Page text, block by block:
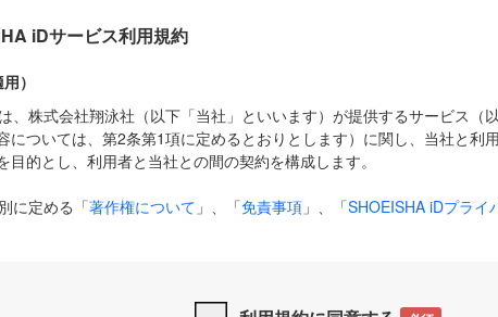
iDサービス利用規約
）
、株式会社翔泳社（以下「当社」といいます）が提供するサービス（
については、第2条第1項に定めるとおりとします）に関し、当社と利
目的とし、利用者と当社との間の契約を構成します。
に定める「著作権について 」、「免責事項 」、「SHOEISHA iDプライ
の規定が優先して適用されるものとします。